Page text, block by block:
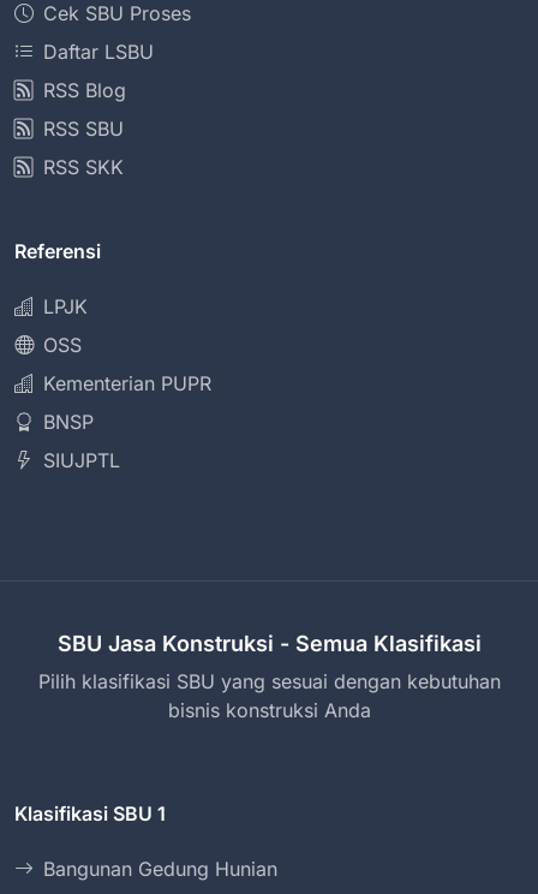
Cek SBU Proses
Daftar LSBU
RSS Blog
RSS SBU
RSS SKK
Referensi
LPJK
OSS
Kementerian PUPR
BNSP
SIUJPTL
SBU Jasa Konstruksi - Semua Klasifikasi
Pilih klasifikasi SBU yang sesuai dengan kebutuhan
bisnis konstruksi Anda
Klasifikasi SBU 1
Bangunan Gedung Hunian